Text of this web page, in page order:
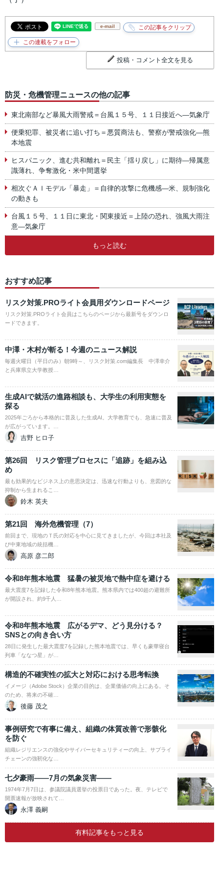
e-mail
投稿・コメント全文を見る
防災・危機管理ニュースの他の記事
東北南部など暴風大雨警戒＝台風１５号、１１日接近へ―気象庁
便乗犯罪、被災者に追い打ち＝悪質商法も、警察が警戒強化―熊
本地震
ヒスパニック、進む共和離れ＝民主「揺り戻し」に期待―帰属意
識薄れ、争奪激化・米中間選挙
相次ぐＡＩモデル「暴走」＝自律的攻撃に危機感―米、規制強化
の動きも
台風１５号、１１日に東北・関東接近＝上陸の恐れ、強風大雨注
意―気象庁
もっと読む
おすすめ記事
リスク対策.PROライト会員用ダウンロードページ
リスク対策.PROライト会員はこちらのページから最新号をダウンロ
ードできます。
中澤・木村が斬る！今週のニュース解説
毎週火曜日（平日のみ）朝9時～、リスク対策.com編集長 中澤幸介
と兵庫県立大学教授…
生成AIで就活の進路相談も、大学生の利用実態を
探る
2025年ごろから本格的に普及した生成AI。大学教育でも、急速に普及
が広がっています。…
吉野 ヒロ子
第26回 リスク管理プロセスに「追跡」を組み込
め
最も効果的なビジネス上の意思決定は、迅速な行動よりも、意図的な
抑制から生まれるこ…
鈴木 英夫
第21回 海外危機管理（7）
前回まで、現地のＴ氏の対応を中心に見てきましたが、今回は本社及
び中東地域の統括機…
高原 彦二郎
令和8年熊本地震 猛暑の被災地で熱中症を避ける
最大震度7を記録した令和8年熊本地震。熊本県内では400超の避難所
が開設され、約9千人…
令和8年熊本地震 広がるデマ、どう見分ける？
SNSとの向き合い方
28日に発生した最大震度7を記録した熊本地震では、早くも豪華寝台
列車「ななつ星」が…
構造的不確実性の拡大と対応における思考転換
イメージ（Adobe Stock）企業の目的は、企業価値の向上にある。そ
のため、将来の不確…
後藤 茂之
事例研究で有事に備え、組織の体質改善で形骸化
を防ぐ
組織レジリエンスの強化やサイバーセキュリティーの向上、サプライ
チェーンの強靭化な…
七夕豪雨――7月の気象災害――
1974年7月7日は、参議院議員選挙の投票日であった。夜、テレビで
開票速報が放映されて…
永澤 義嗣
有料記事をもっと見る